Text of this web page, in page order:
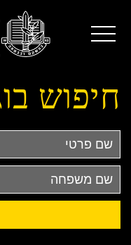
חיפוש
שם
פרטי
שם
משפחה